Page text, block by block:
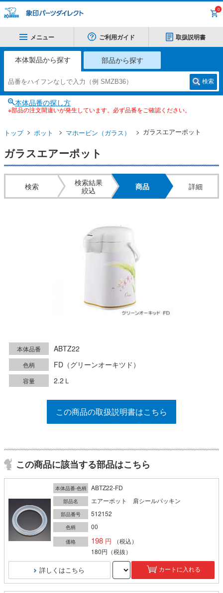
0
メニュー ご利用ガイド 取扱説明書
本体製品から探す 部品から探す
検索
本体品番の探し方
※部品の注文間違いが発生しています。必ず品番をご確認ください。
トップ ポット マホービン（ガラス） ガラスエアーポット
ガラスエアーポット
検索
検索結果
絞込
商品 詳細
本体品番 ABTZ22
色柄 FD（グリーンオーキツド）
容量 2.2Ｌ
この商品の取扱説明書はこちら
この商品に該当する部品はこちら
本体品番-色柄 ABTZ22-FD
部品名 エアーポット 肩シールパッキン
部品番号 512152
色柄 00
価格 198
（税込）
180円 （税抜）
詳しくはこちら カートに入れる